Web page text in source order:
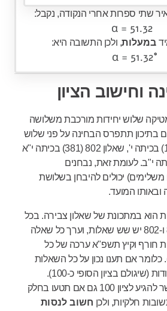
שתי ספרות אחרי הנקודה, נקבל:
במעלות, ולכן התשובה היא:
וחישוב הציון
שלוש יחידות מורכבת משלושה
בתיכון תתפרס הבחינה על פני שלוש
שנים: שאלון 801 (182) בכיתה י', שאלון 802 (381) בכיתה י"א
(382) בכיתה י"ב. לעומת זאת, נבחנים
משלימים) יכולים להיבחן בשלושת
המועד.
הוא במתכונת של שאלון צבירה. בכל
אחד מהשאלונים 801 ו-802 יש שש שאלות, וערך כל שאלה
חורף וקיץ תשפ"א ערכה של כל
נקודות). כלומר אם תענו נכון על כל השאלות
תקבלו ציון של 150 נקודות (שיגולם בציון הסופי כ-100).
המשמעות היא שאפשר להגיע לציון 100 גם אם תטעו בחלק
חלקיות, ולכן חשוב לנסות